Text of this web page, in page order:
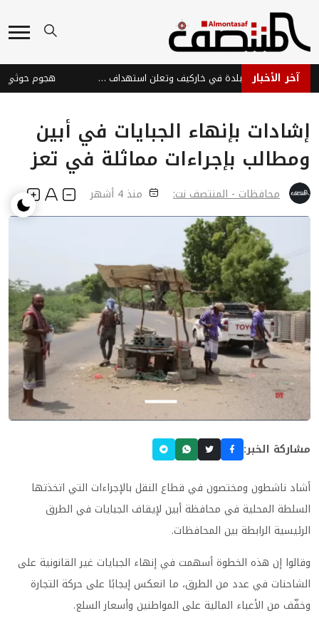
آخر الأخبار روسيا تسيطر على بلدة في خاركيف وتعلن استهداف سفن أوكرانية
إشادات بإنهاء الجبايات في أبين
ومطالب بإجراءات مماثلة في تعز
محافظات - المنتصف نت: منذ 4 أشهر
مشاركة الخبر:
أشاد ناشطون ومختصون في قطاع النقل بالإجراءات التي اتخذتها
السلطة المحلية في محافظة أبين لإيقاف الجبايات في الطرق
الرئيسية الرابطة بين المحافظات.
وقالوا إن هذه الخطوة أسهمت في إنهاء الجبايات غير القانونية على
الشاحنات في عدد من الطرق، ما انعكس إيجابًا على حركة التجارة
وخفّف من الأعباء المالية على المواطنين وأسعار السلع.